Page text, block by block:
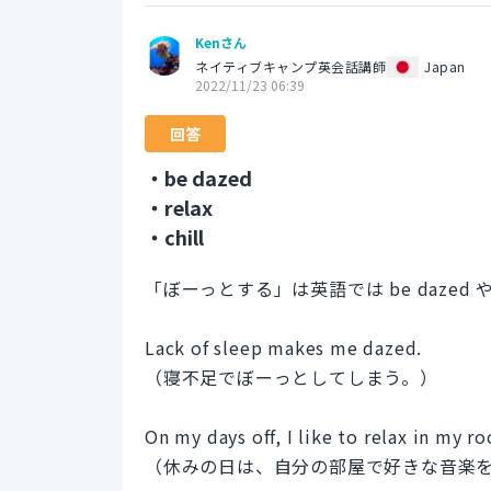
Kenさん
ネイティブキャンプ英会話講師
Japan
2022/11/23 06:39
回答
・be dazed
・relax
・chill
「ぼーっとする」は英語では be dazed
Lack of sleep makes me dazed.
（寝不足でぼーっとしてしまう。）
On my days off, I like to relax in my
（休みの日は、自分の部屋で好きな音